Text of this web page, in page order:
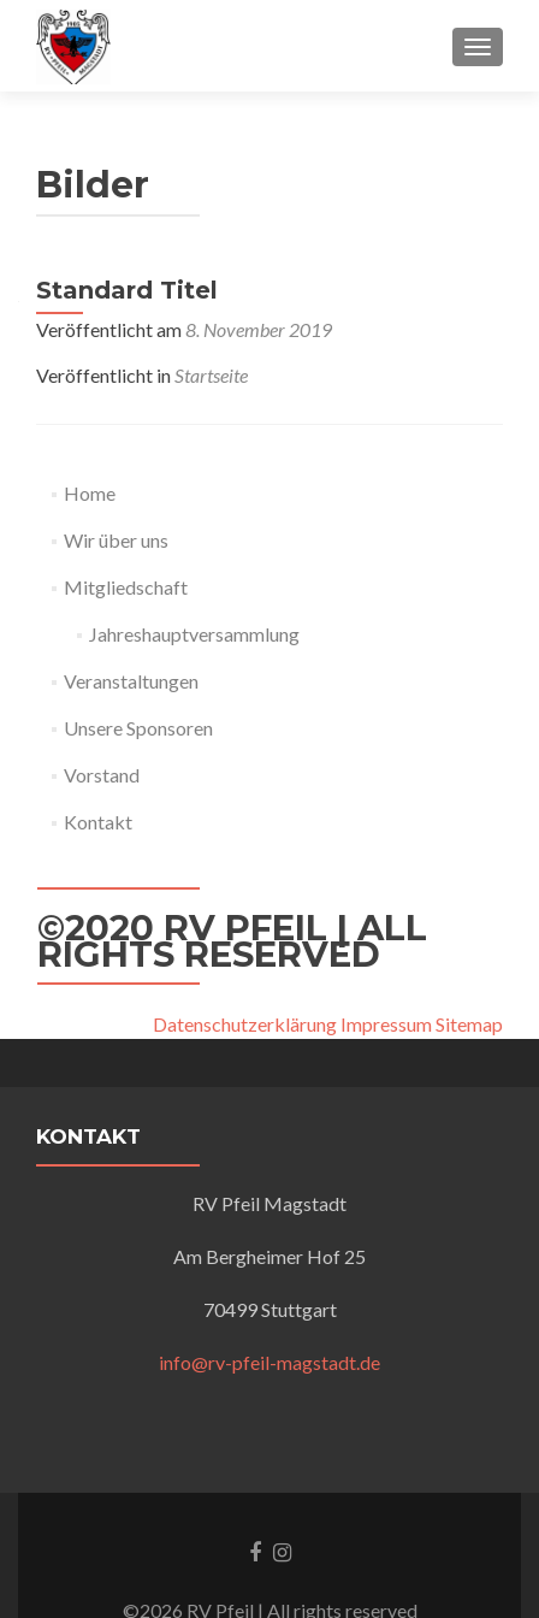
Bilder
Standard Titel
Veröffentlicht am8. November 2019
Veröffentlicht inStartseite
Home
Wir über uns
Mitgliedschaft
Jahreshauptversammlung
Veranstaltungen
Unsere Sponsoren
Vorstand
Kontakt
©2020 RV PFEIL | ALL
RIGHTS RESERVED
Datenschutzerklärung ImpressumSitemap
KONTAKT
RV Pfeil Magstadt
Am Bergheimer Hof 25
70499 Stuttgart
info@rv-pfeil-magstadt.de
Facebook-
Instagram
©2026 RV Pfeil | All rights reserved